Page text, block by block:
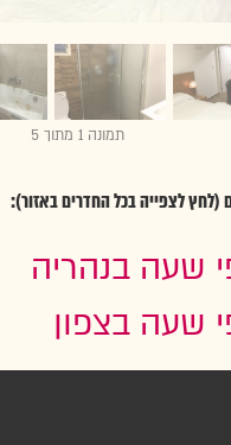
תמונה 1 מתוך 5
(לחץ לצפייה בכל החדרים באזור):
שעה בנהריה
שעה בצפון